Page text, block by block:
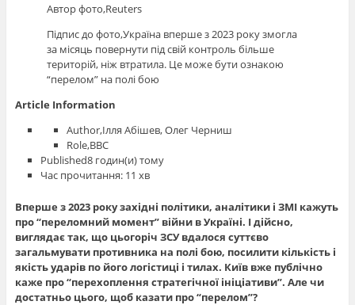
Автор фото,Reuters
Підпис до фото,Україна вперше з 2023 року змогла
за місяць повернути під свій контроль більше
територій, ніж втратила. Це може бути ознакою
“перелом” на полі бою
Article Information
Author,Ілля Абішев, Олег Черниш
Role,ВВС
Published8 годин(и) тому
Час прочитання: 11 хв
Вперше з 2023 року західні політики, аналітики і ЗМІ кажуть
про “переломний момент” війни в Україні. І дійсно,
виглядає так, що цьогоріч ЗСУ вдалося суттєво
загальмувати противника на полі бою, посилити кількість і
якість ударів по його логістиці і тилах. Київ вже публічно
каже про “перехоплення стратегічної ініціативи”. Але чи
достатньо цього, щоб казати про “перелом”?